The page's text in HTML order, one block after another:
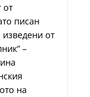
от
писан
от
–
на